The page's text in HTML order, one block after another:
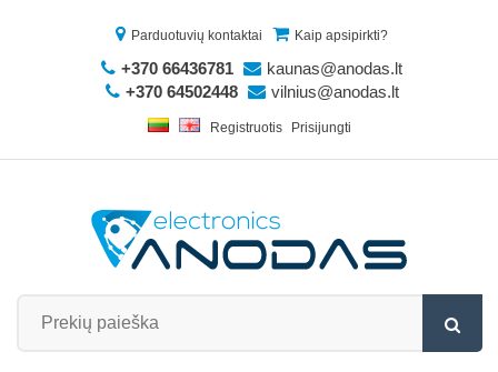
Parduotuvių kontaktai Kaip apsipirkti?
+370 66436781
kaunas@anodas.lt
+370 64502448
vilnius@anodas.lt
Registruotis Prisijungti